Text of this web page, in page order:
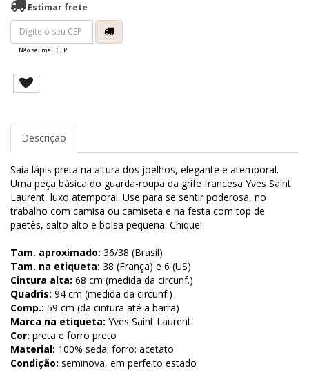
Estimar frete
Não sei meu CEP
Descrição
Saia lápis preta na altura dos joelhos, elegante e atemporal.
Uma peça básica do guarda-roupa da grife francesa Yves Saint
Laurent, luxo atemporal. Use para se sentir poderosa, no
trabalho com camisa ou camiseta e na festa com top de
paetês, salto alto e bolsa pequena. Chique!
Tam. aproximado: 36/38 (Brasil)
Tam. na etiqueta: 38 (França) e 6 (US)
Cintura alta: 68 cm (medida da circunf.)
Quadris: 94 cm (medida da circunf.)
Comp.: 59 cm (da cintura até a barra)
Marca na etiqueta: Yves Saint Laurent
Cor: preta e forro preto
Material: 100% seda; forro: acetato
Condição: seminova, em perfeito estado